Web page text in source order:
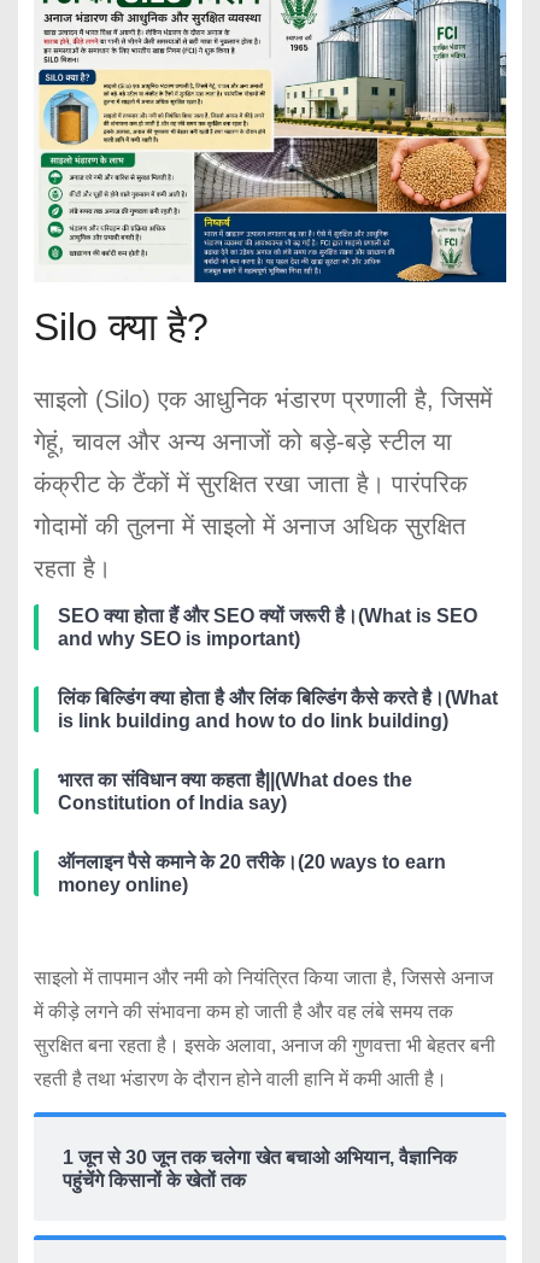
Silo क्या है?
साइलो (Silo) एक आधुनिक भंडारण प्रणाली है, जिसमें
गेहूं, चावल और अन्य अनाजों को बड़े-बड़े स्टील या
कंक्रीट के टैंकों में सुरक्षित रखा जाता है। पारंपरिक
गोदामों की तुलना में साइलो में अनाज अधिक सुरक्षित
रहता है।
SEO क्या होता हैं और SEO क्यों जरूरी है।(What is SEO
and why SEO is important)
लिंक बिल्डिंग क्या होता है और लिंक बिल्डिंग कैसे करते है।(What
is link building and how to do link building)
भारत का संविधान क्या कहता है||(What does the
Constitution of India say)
ऑनलाइन पैसे कमाने के 20 तरीके।(20 ways to earn
money online)
साइलो में तापमान और नमी को नियंत्रित किया जाता है, जिससे अनाज
में कीड़े लगने की संभावना कम हो जाती है और वह लंबे समय तक
सुरक्षित बना रहता है। इसके अलावा, अनाज की गुणवत्ता भी बेहतर बनी
रहती है तथा भंडारण के दौरान होने वाली हानि में कमी आती है।
1 जून से 30 जून तक चलेगा खेत बचाओ अभियान, वैज्ञानिक
पहुंचेंगे किसानों के खेतों तक